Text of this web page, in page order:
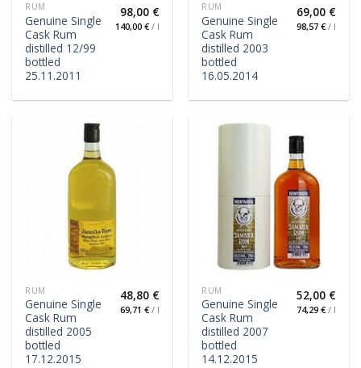
RUM
Genuine Single
Cask Rum
distilled 12/99
bottled
25.11.2011
98,00 €
140,00 €/ l
RUM
Genuine Single
Cask Rum
distilled 2003
bottled
16.05.2014
69,00 €
98,57 €/ l
RUM
Genuine Single
Cask Rum
distilled 2005
bottled
17.12.2015
48,80 €
69,71 €/ l
RUM
Genuine Single
Cask Rum
distilled 2007
bottled
14.12.2015
52,00 €
74,29 €/ l